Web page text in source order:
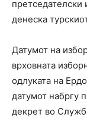
денеска
Датумот на
врховната
одлуката на
датумот набргу
декрет во